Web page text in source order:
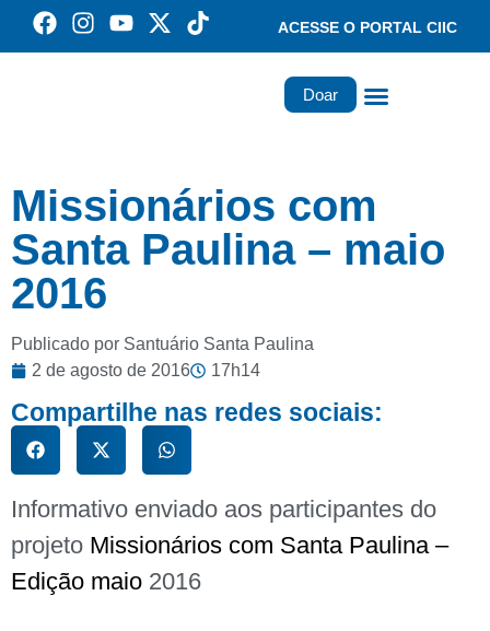
ACESSE O PORTAL CIIC
Doar
Missionários com
Santa Paulina – maio
2016
Publicado por Santuário Santa Paulina
2 de agosto de 2016
17h14
Compartilhe nas redes sociais:
Informativo enviado aos participantes do
projeto Missionários com Santa Paulina –
Edição maio 2016